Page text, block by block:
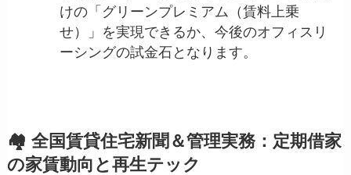
けの「グリーンプレミアム（賃料上乗
せ）」を実現できるか、今後のオフィスリ
ーシングの試金石となります。
🏘️ 全国賃貸住宅新聞＆管理実務：定期借家
の家賃動向と再生テック